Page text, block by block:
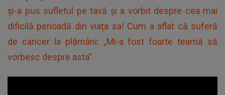
și-a pus sufletul pe tavă și a vorbit despre cea mai
dificilă perioadă din viața sa! Cum a aflat că suferă
de cancer la plămâni: „Mi-a fost foarte teamă să
vorbesc despre asta”